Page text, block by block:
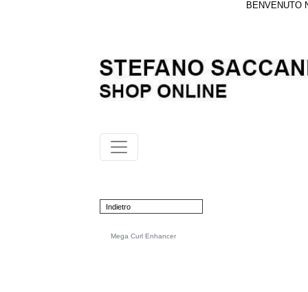
BENVENUTO
Indietro
Mega Curl Enhancer